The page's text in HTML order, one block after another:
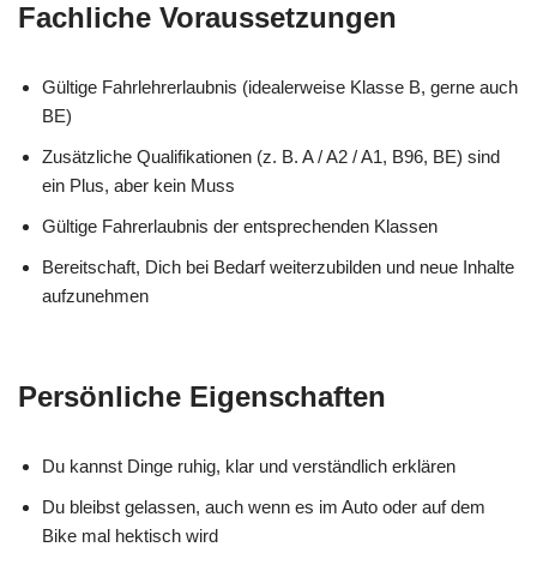
Fachliche Voraussetzungen
Gültige Fahrlehrerlaubnis (idealerweise Klasse B, gerne auch
BE)
Zusätzliche Qualifikationen (z. B. A / A2 / A1, B96, BE) sind
ein Plus, aber kein Muss
Gültige Fahrerlaubnis der entsprechenden Klassen
Bereitschaft, Dich bei Bedarf weiterzubilden und neue Inhalte
aufzunehmen
Persönliche Eigenschaften
Du kannst Dinge ruhig, klar und verständlich erklären
Du bleibst gelassen, auch wenn es im Auto oder auf dem
Bike mal hektisch wird